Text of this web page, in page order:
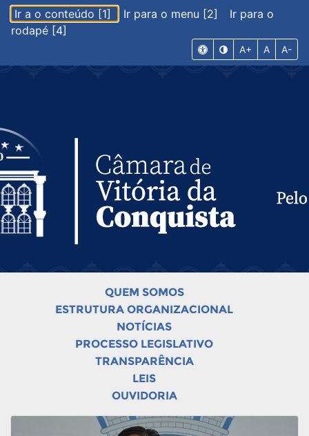
Ir a o conteúdo [1] Ir para o menu [2]
Ir para o
rodapé [4]
A+ A A-
QUEM SOMOS
ESTRUTURA ORGANIZACIONAL
NOTÍCIAS
PROCESSO LEGISLATIVO
TRANSPARÊNCIA
LEIS
OUVIDORIA